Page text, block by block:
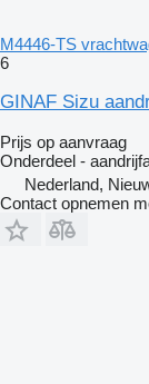
M4446-TS
6
GINAF Sizu
Prijs op aanvraag
Onderdeel -
Nederland,
Contact opnemen